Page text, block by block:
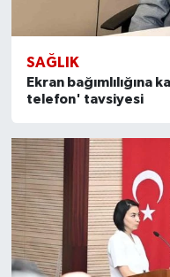
SAĞLIK
Ekran bağımlılığına
telefon' tavsiyesi